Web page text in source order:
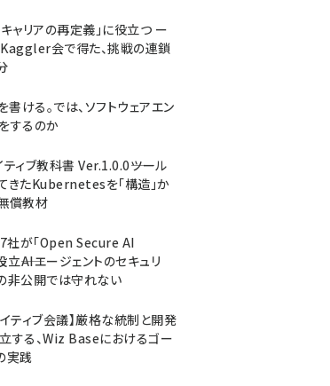
ャリアの再定義」に役立つ ー
会で得た、挑戦の連鎖
ける。では、ソフトウェアエン
するのか
ティブ教科書 Ver.1.0.0――ツール
きたKubernetesを「構造」か
償教材
社が「Open Secure AI
――AIエージェントのセキュリ
非公開では守れない
イティブ会議】厳格な統制と開発
する、Wiz Baseにおけるゴー
実践